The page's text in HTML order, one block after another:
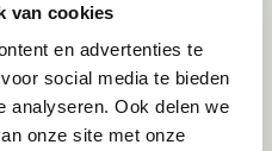
van cookies
en advertenties te
social media te bieden
analyseren. Ook delen we
onze site met onze